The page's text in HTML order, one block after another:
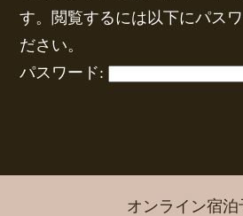
す。閲覧するには以下にパス
ださい。
パスワード:
オンライン宿泊